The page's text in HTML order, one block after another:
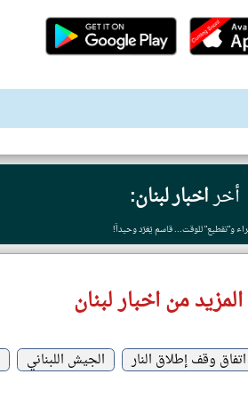
أخراخبار لبنان:
و"تقطيع" للوقت... قاسم يُغرّد وحيداً!
من اخبار لبنان
اتفاق وقف إطلاق النار الجيش اللبناني